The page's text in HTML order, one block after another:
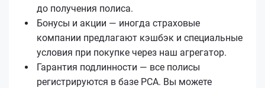
до получения полиса.
Бонусы и акции — иногда страховые
компании предлагают кэшбэк и специальные
условия при покупке через наш агрегатор.
Гарантия подлинности — все полисы
регистрируются в базе РСА. Вы можете